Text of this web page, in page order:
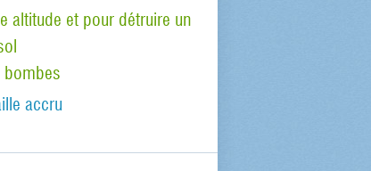
altitude et pour détruire un
bombes
accru